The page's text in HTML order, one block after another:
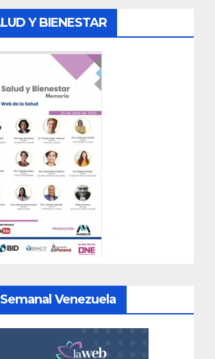
Y BIENESTAR
Venezuela